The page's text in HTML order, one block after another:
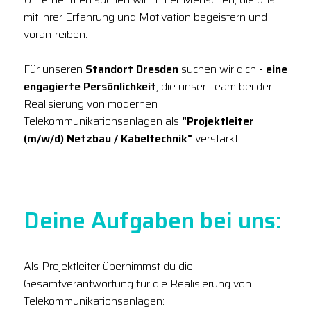
mit ihrer Erfahrung und Motivation begeistern und
vorantreiben.
Für unseren Standort Dresden suchen wir dich - eine
engagierte Persönlichkeit, die unser Team bei der
Realisierung von modernen
Telekommunikationsanlagen als "Projektleiter
(m/w/d) Netzbau / Kabeltechnik" verstärkt.
Deine Aufgaben bei uns:
Als Projektleiter übernimmst du die
Gesamtverantwortung für die Realisierung von
Telekommunikationsanlagen: